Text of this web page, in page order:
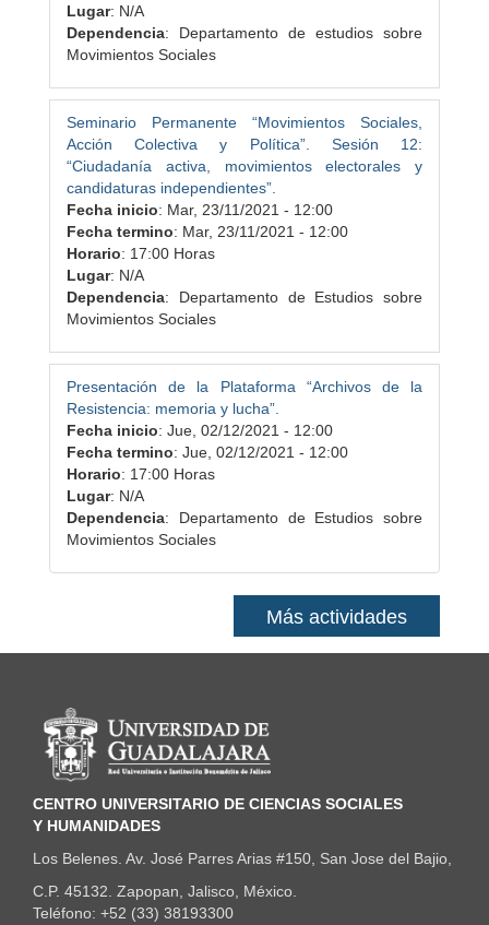
Lugar: N/A
Dependencia: Departamento de estudios sobre
Movimientos Sociales
Seminario Permanente “Movimientos Sociales,
Acción Colectiva y Política”. Sesión 12:
“Ciudadanía activa, movimientos electorales y
candidaturas independientes”.
Fecha inicio: Mar, 23/11/2021 - 12:00
Fecha termino: Mar, 23/11/2021 - 12:00
Horario: 17:00 Horas
Lugar: N/A
Dependencia: Departamento de Estudios sobre
Movimientos Sociales
Presentación de la Plataforma “Archivos de la
Resistencia: memoria y lucha”.
Fecha inicio: Jue, 02/12/2021 - 12:00
Fecha termino: Jue, 02/12/2021 - 12:00
Horario: 17:00 Horas
Lugar: N/A
Dependencia: Departamento de Estudios sobre
Movimientos Sociales
Más actividades
Información del portal
CENTRO UNIVERSITARIO DE CIENCIAS SOCIALES
Y HUMANIDADES
Los Belenes. Av. José Parres Arias #150, San Jose del Bajio,
C.P. 45132. Zapopan, Jalisco, México.
Teléfono: +52 (33) 38193300